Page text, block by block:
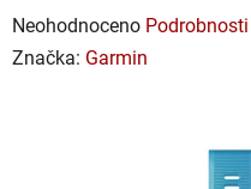
Průměrné
hodnocení
Neohodnoceno
Značka: Garmin